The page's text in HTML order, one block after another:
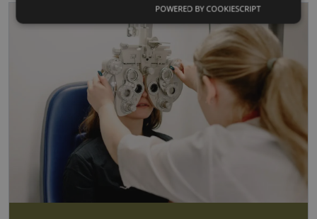
sīkdatnes
Statistikas
sīkdatnes
Mārketinga
sīkdatnes
Funkcionālās
sīkdatnes
Nepieciešamās sīkdatnes
POWERED BY COOKIESCRIPT